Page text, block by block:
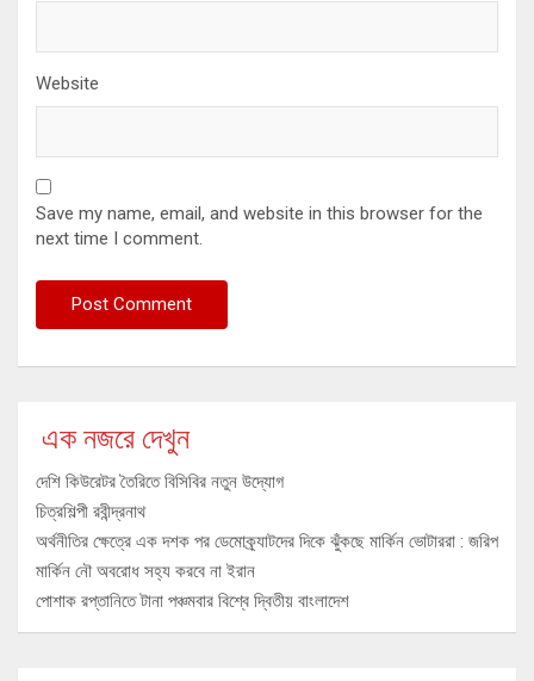
Website
Save my name, email, and website in this browser for the
next time I comment.
এক নজরে দেখুন
দেশি কিউরেটর তৈরিতে বিসিবির নতুন উদ্যোগ
চিত্রশিল্পী রবীন্দ্রনাথ
অর্থনীতির ক্ষেত্রে এক দশক পর ডেমোক্র্যাটদের দিকে ঝুঁকছে মার্কিন ভোটাররা : জরিপ
মার্কিন নৌ অবরোধ সহ্য করবে না ইরান
পোশাক রপ্তানিতে টানা পঞ্চমবার বিশ্বে দ্বিতীয় বাংলাদেশ